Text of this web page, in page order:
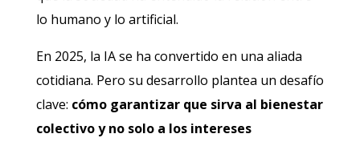
lo humano y lo artificial.
En 2025, la IA se ha convertido en una aliada
cotidiana. Pero su desarrollo plantea un desafío
clave: cómo garantizar que sirva al bienestar
colectivo y no solo a los intereses